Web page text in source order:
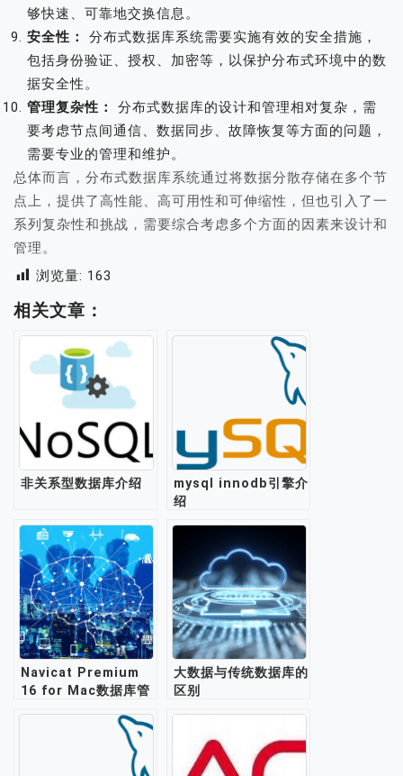
够快速、可靠地交换信息。
安全性：
分布式数据库系统需要实施有效的安全措施，
包括身份验证、授权、加密等，以保护分布式环境中的数
据安全性。
管理复杂性：
分布式数据库的设计和管理相对复杂，需
要考虑节点间通信、数据同步、故障恢复等方面的问题，
需要专业的管理和维护。
总体而言，分布式数据库系统通过将数据分散存储在多个节
点上，提供了高性能、高可用性和可伸缩性，但也引入了一
系列复杂性和挑战，需要综合考虑多个方面的因素来设计和
管理。
浏览量: 163
相关文章：
非关系型数据库介绍
mysql innodb引擎介
绍
Navicat Premium
16 for Mac数据库管
大数据与传统数据库的
区别